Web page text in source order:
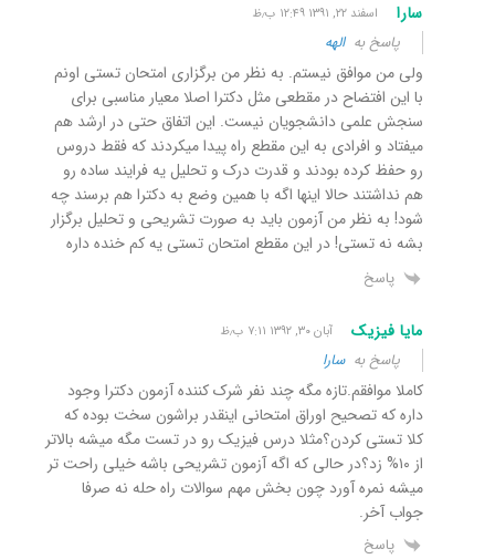
سارا اسفند ۲۲, ۱۳۹۱ ۱۲:۴۹ ب٫ظ
پاسخ بهالهه
ولی من موافق نیستم. به نظر من برگزاری امتحان تستی اونم
با این افتضاح در مقطعی مثل دکترا اصلا معیار مناسبی برای
سنجش علمی دانشجویان نیست. این اتفاق حتی در ارشد هم
میفتاد و افرادی به این مقطع راه پیدا میکردند که فقط دروس
رو حفظ کرده بودند و قدرت درک و تحلیل یه فرایند ساده رو
هم نداشتند حالا اینها اگه با همین وضع به دکترا هم برسند چه
شود! به نظر من آزمون باید به صورت تشریحی و تحلیل برگزار
بشه نه تستی! در این مقطع امتحان تستی یه کم خنده داره
پاسخ
مایا فیزیک آبان ۳۰, ۱۳۹۲ ۷:۱۱ ب٫ظ
پاسخ بهسارا
کاملا موافقم.تازه مگه چند نفر شرک کننده آزمون دکترا وجود
داره که تصحیح اوراق امتحانی اینقدر براشون سخت بوده که
کلا تستی کردن؟مثلا درس فیزیک رو در تست مگه میشه بالاتر
از ۱۰% زد؟در حالی که اگه آزمون تشریحی باشه خیلی راحت تر
میشه نمره آورد چون بخش مهم سوالات راه حله نه صرفا
جواب آخر.
پاسخ